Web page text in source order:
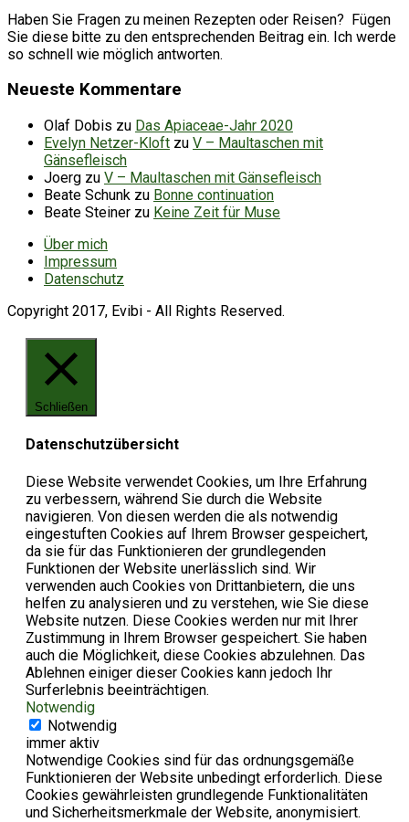
Haben Sie Fragen zu meinen Rezepten oder Reisen? Fügen
Sie diese bitte zu den entsprechenden Beitrag ein. Ich werde
so schnell wie möglich antworten.
Neueste Kommentare
Olaf Dobis zu Das Apiaceae-Jahr 2020
Evelyn Netzer-Kloft zu V – Maultaschen mit
Gänsefleisch
Joerg zu V – Maultaschen mit Gänsefleisch
Beate Schunk zu Bonne continuation
Beate Steiner zu Keine Zeit für Muse
Über mich
Impressum
Datenschutz
Copyright 2017, Evibi - All Rights Reserved.
Schließen
Datenschutzübersicht
Diese Website verwendet Cookies, um Ihre Erfahrung
zu verbessern, während Sie durch die Website
navigieren. Von diesen werden die als notwendig
eingestuften Cookies auf Ihrem Browser gespeichert,
da sie für das Funktionieren der grundlegenden
Funktionen der Website unerlässlich sind. Wir
verwenden auch Cookies von Drittanbietern, die uns
helfen zu analysieren und zu verstehen, wie Sie diese
Website nutzen. Diese Cookies werden nur mit Ihrer
Zustimmung in Ihrem Browser gespeichert. Sie haben
auch die Möglichkeit, diese Cookies abzulehnen. Das
Ablehnen einiger dieser Cookies kann jedoch Ihr
Surferlebnis beeinträchtigen.
Notwendig
Notwendig
immer aktiv
Notwendige Cookies sind für das ordnungsgemäße
Funktionieren der Website unbedingt erforderlich. Diese
Cookies gewährleisten grundlegende Funktionalitäten
und Sicherheitsmerkmale der Website, anonymisiert.